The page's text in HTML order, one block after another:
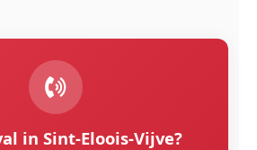
in Sint-Eloois-Vijve?